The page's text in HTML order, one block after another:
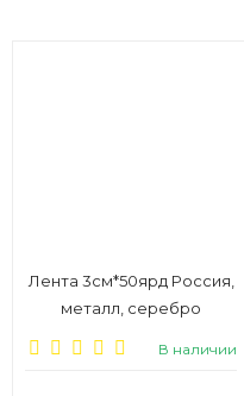
Лента 3см*50ярд Россия,
металл, серебро
В наличии